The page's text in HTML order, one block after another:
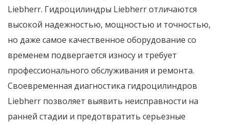
Liebherr. Гидроцилиндры Liebherrотличаются
высокой надежностью, мощностью и точностью,
но даже самое качественное оборудование со
временем подвергается износу и требует
профессионального обслуживания и ремонта.
Своевременная диагностика гидроцилиндров
Liebherr позволяет выявить неисправности на
ранней стадии и предотвратить серьезные